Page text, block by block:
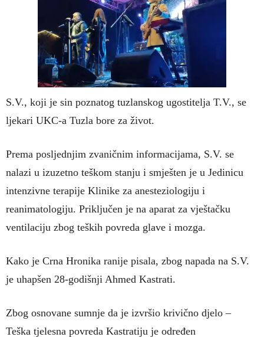
S.V., koji je sin poznatog tuzlanskog ugostitelja T.V., se
ljekari UKC-a Tuzla bore za život.
Prema posljednjim zvaničnim informacijama, S.V. se
nalazi u izuzetno teškom stanju i smješten je u Jedinicu
intenzivne terapije Klinike za anesteziologiju i
reanimatologiju. Priključen je na aparat za vještačku
ventilaciju zbog teških povreda glave i mozga.
Kako je Crna Hronika ranije pisala, zbog napada na S.V.
je uhapšen 28-godišnji Ahmed Kastrati.
Zbog osnovane sumnje da je izvršio krivično djelo –
Teška tjelesna povreda Kastratiju je određen